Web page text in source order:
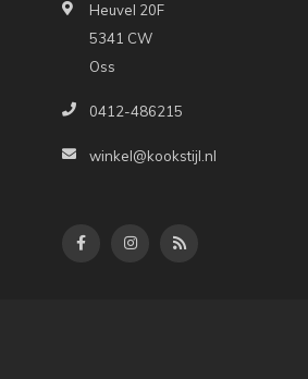
Heuvel 20F
5341 CW
Oss
0412-486215
winkel@kookstijl.nl